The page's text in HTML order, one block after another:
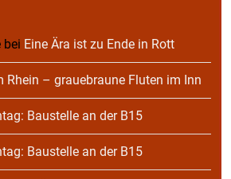
bei Eine Ära ist zu Ende in Rott
Rhein – grauebraune Fluten im Inn
Baustelle an der B15
Baustelle an der B15